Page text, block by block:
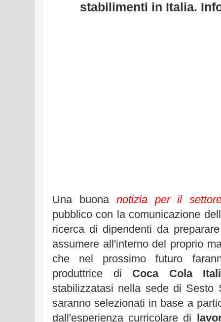
stabilimenti in Italia.
Una buona notizia per il
pubblico con la comunicazione
ricerca di dipendenti da
assumere all'interno del proprio
che nel prossimo futuro
produttrice di Coca Cola
stabilizzatasi nella sede di Sesto
saranno selezionati in base a
dall'esperienza curricolare di